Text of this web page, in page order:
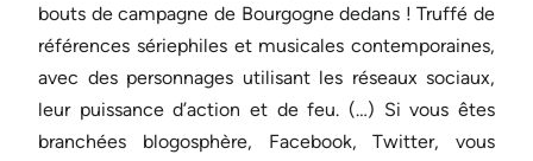
bouts de campagne de Bourgogne dedans ! Truffé de
références sériephiles et musicales contemporaines,
avec des personnages utilisant les réseaux sociaux,
leur puissance d’action et de feu. (…) Si vous êtes
branchées blogosphère, Facebook, Twitter, vous